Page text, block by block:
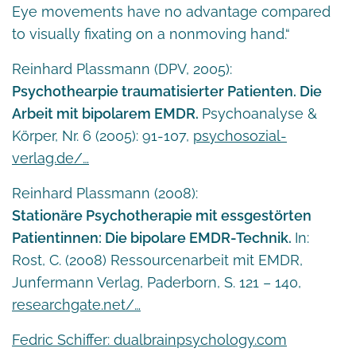
Eye movements have no advantage compared
to visually fixating on a nonmoving hand.“
Reinhard Plassmann (DPV, 2005):
Psychothearpie traumatisierter Patienten. Die
Arbeit mit bipolarem EMDR. Psychoanalyse &
Körper, Nr. 6 (2005): 91-107, psychosozial-
verlag.de/…
Reinhard Plassmann (2008):
Stationäre Psychotherapie mit essgestörten
Patientinnen: Die bipolare EMDR-Technik. In:
Rost, C. (2008) Ressourcenarbeit mit EMDR,
Junfermann Verlag, Paderborn, S. 121 – 140,
researchgate.net/…
Fedric Schiffer: dualbrainpsychology.com